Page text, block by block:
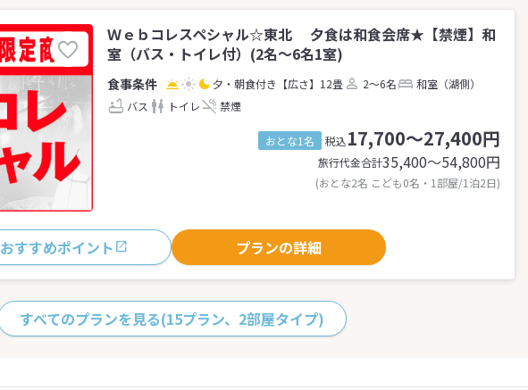
Ｗｅｂコレスペシャル☆東北 夕食は和食会席★【禁煙】和
室（バス・トイレ付）(2名～6名1室)
夕・朝食付き 【広さ】12畳 2～6名
和室（湖側）
バス
トイレ 禁煙
おとな1名 税込17,700～27,400円
旅行代金合計35,400〜54,800円
(おとな2名 こども0名・1部屋/1泊2日)
おすすめポイント プランの詳細
すべてのプランを見る(15プラン、2部屋タイプ)